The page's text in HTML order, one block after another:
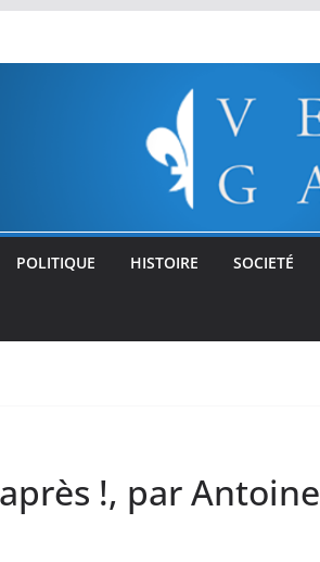
POLITIQUE HISTOIRE SOCIETÉ
!, par Antoine